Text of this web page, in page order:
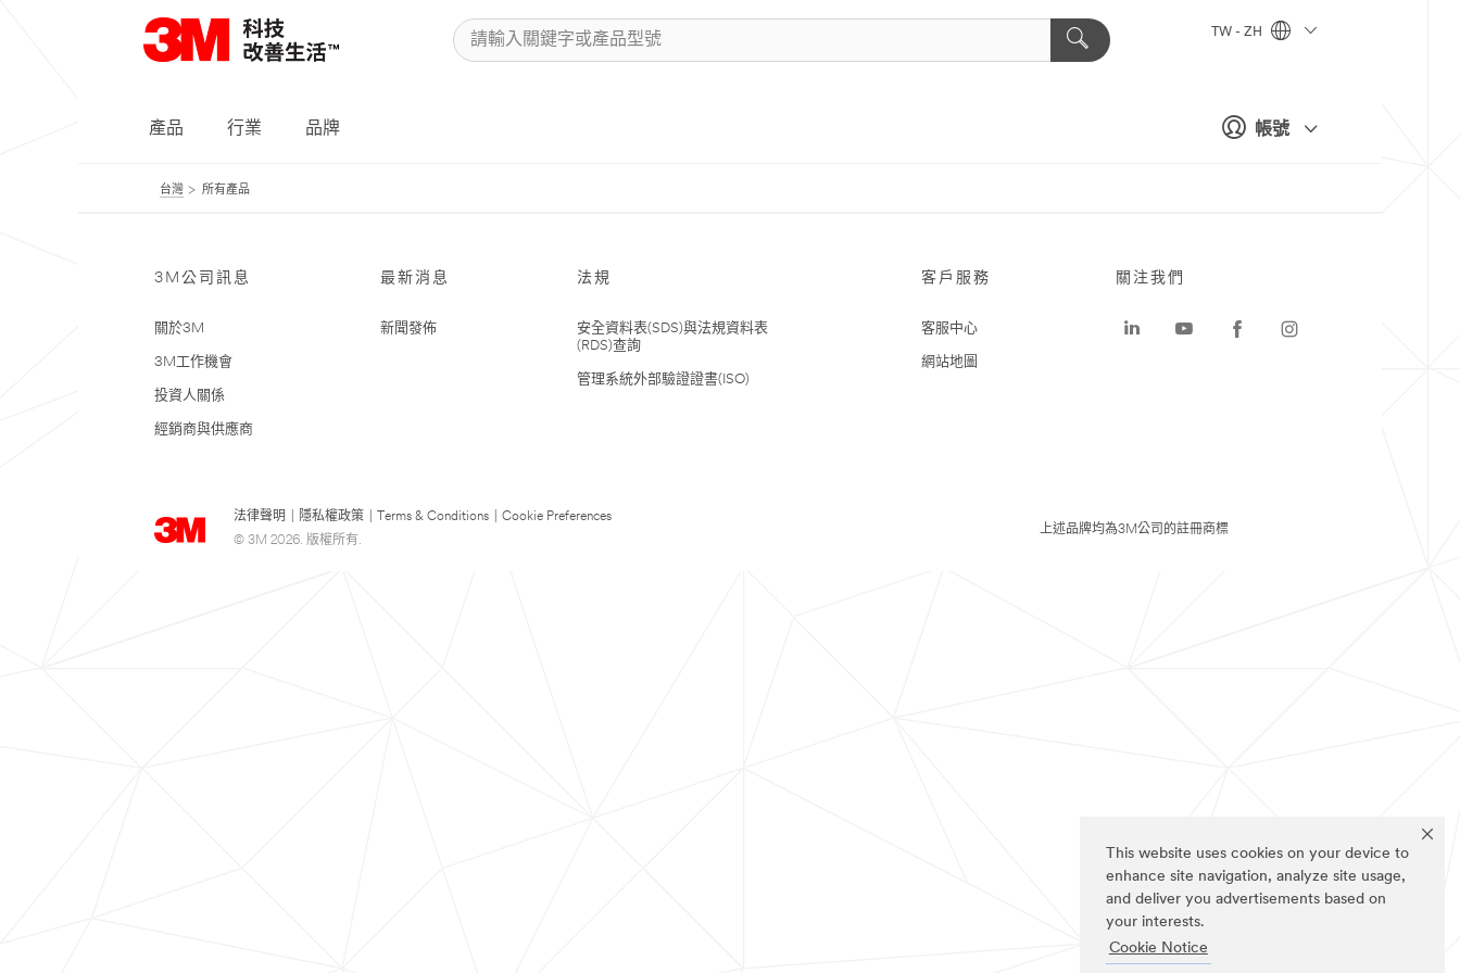
This website uses cookies on your device to
enhance site navigation, analyze site usage,
and deliver you advertisements based on
your interests.
Cookie Notice
帳號
TW - ZH
產品 行業 品牌
台灣 所有產品
3M公司訊息
關於3M
3M工作機會
投資人關係
經銷商與供應商
最新消息
新聞發佈
法規
安全資料表(SDS)與法規資料表
(RDS)查詢
管理系統外部驗證證書(ISO)
客戶服務
客服中心
網站地圖
法律聲明 隱私權政策 Terms & Conditions
Cookie Preferences
© 3M 2026. 版權所有.
關注我們
上述品牌均為3M公司的註冊商標